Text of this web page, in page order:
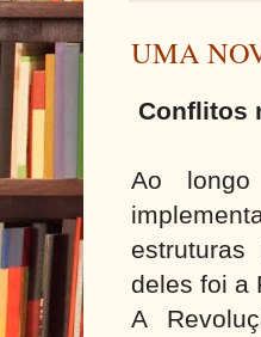
UMA
Conflitos
Ao
deles foi a
A